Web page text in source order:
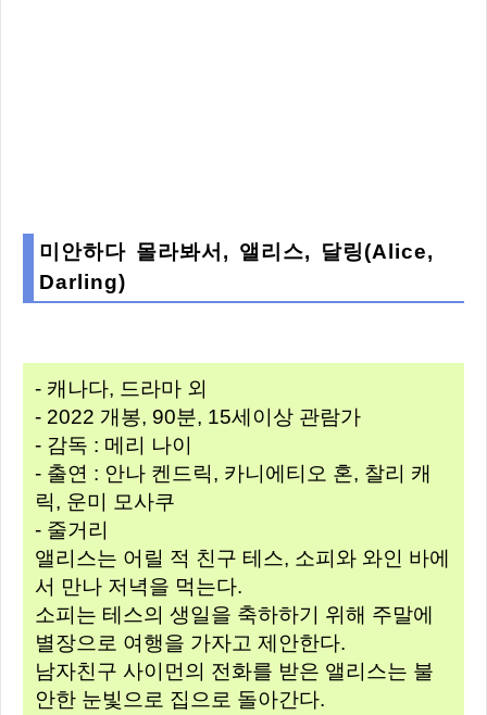
미안하다 몰라봐서, 앨리스, 달링(Alice,
Darling)
- 캐나다, 드라마 외
- 2022 개봉, 90분, 15세이상 관람가
- 감독 : 메리 나이
- 출연 : 안나 켄드릭, 카니에티오 혼, 찰리 캐
릭, 운미 모사쿠
- 줄거리
앨리스는 어릴 적 친구 테스, 소피와 와인 바에
서 만나 저녁을 먹는다.
소피는 테스의 생일을 축하하기 위해 주말에
별장으로 여행을 가자고 제안한다.
남자친구 사이먼의 전화를 받은 앨리스는 불
안한 눈빛으로 집으로 돌아간다.